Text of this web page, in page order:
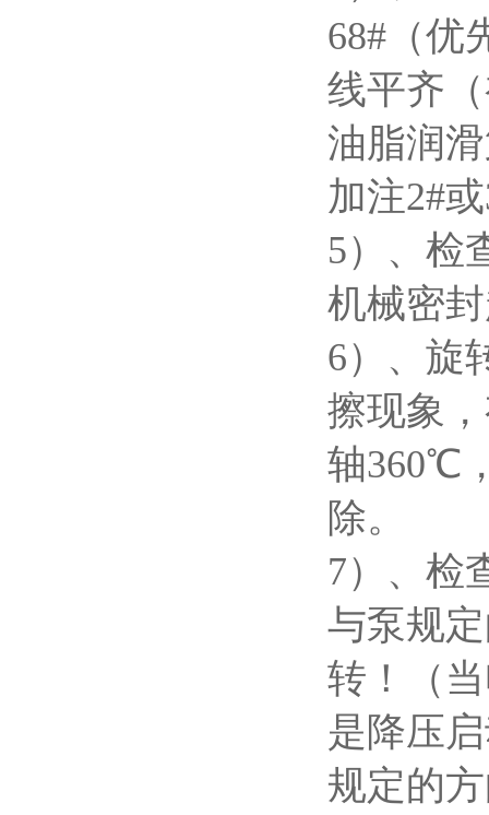
68# （优
线平齐
油脂润
加注2#或
5）、检
机械密
6）、旋
擦现象
轴360℃
除。
7）、检
与泵规
转！（
是降压
规定的